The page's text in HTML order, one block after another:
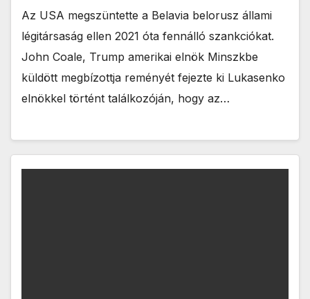
Az USA megszüntette a Belavia belorusz állami
légitársaság ellen 2021 óta fennálló szankciókat.
John Coale, Trump amerikai elnök Minszkbe
küldött megbízottja reményét fejezte ki Lukasenko
elnökkel történt találkozóján, hogy az…